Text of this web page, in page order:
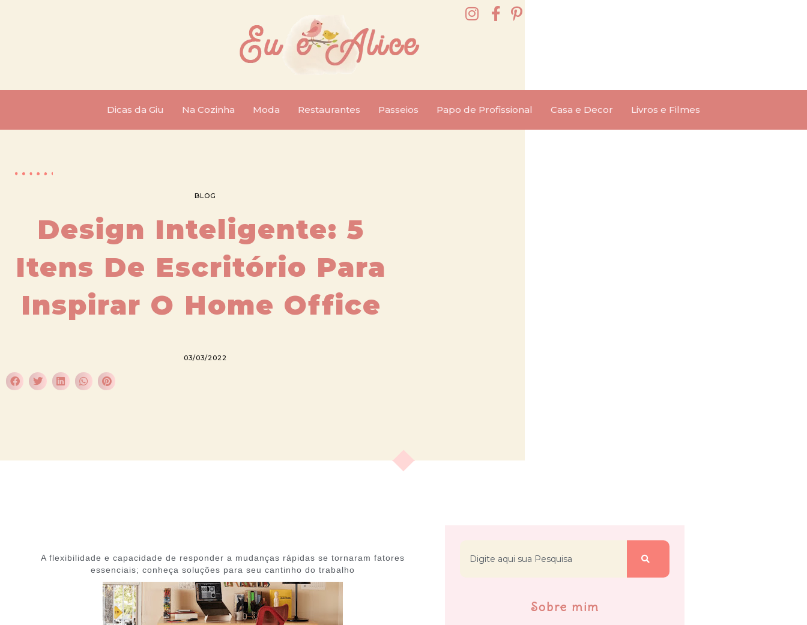
Dicas da Giu Na Cozinha Moda Restaurantes Passeios Papo de Profissional Casa e Decor Livros e Filmes
BLOG
Design Inteligente: 5
Itens De Escritório Para
Inspirar O Home Office
03/03/2022
A flexibilidade e capacidade de responder a mudanças rápidas se tornaram fatores
essenciais; conheça soluções para seu cantinho do trabalho
Sobre mim